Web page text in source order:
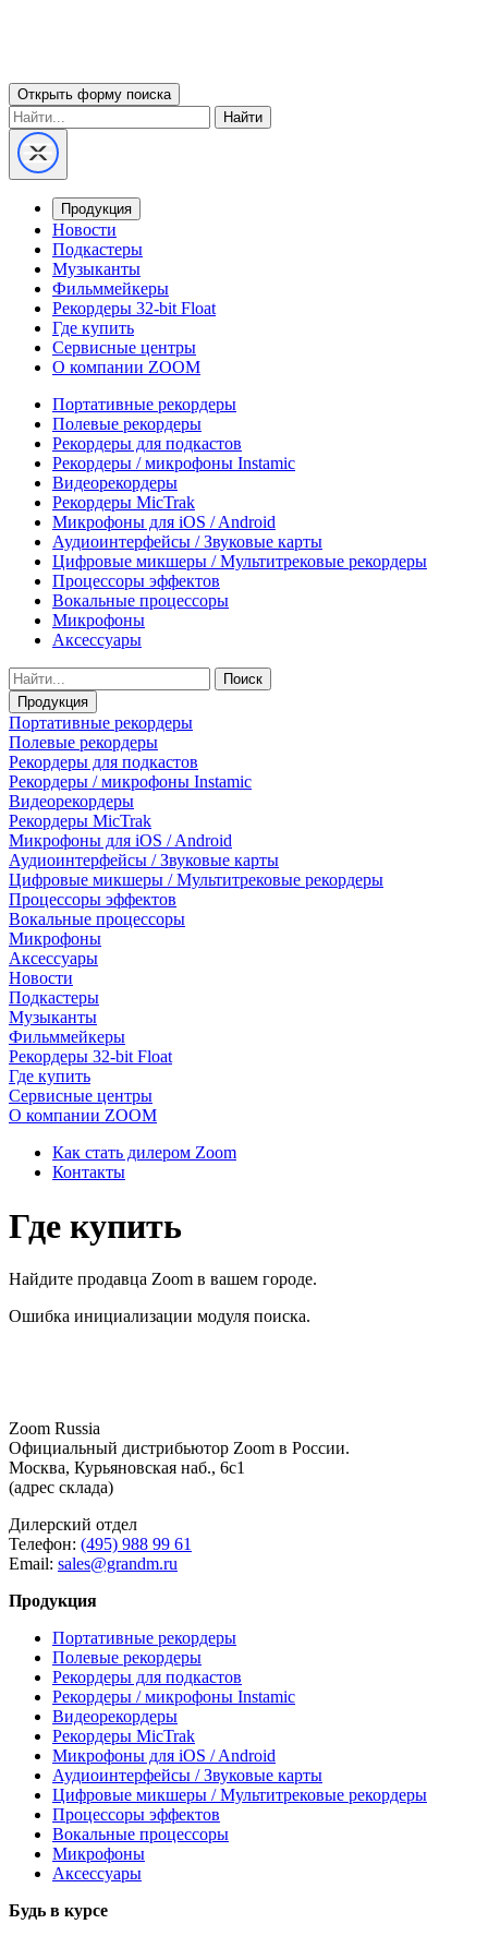
Открыть форму поиска
Найти
Продукция
Новости
Подкастеры
Музыканты
Фильммейкеры
Рекордеры 32-bit Float
Где купить
Сервисные центры
О компании ZOOM
Портативные рекордеры
Полевые рекордеры
Рекордеры для подкастов
Рекордеры / микрофоны Instamic
Видеорекордеры
Рекордеры MicTrak
Микрофоны для iOS / Android
Аудиоинтерфейсы / Звуковые карты
Цифровые микшеры / Мультитрековые рекордеры
Процессоры эффектов
Вокальные процессоры
Микрофоны
Аксессуары
Поиск
Продукция
Портативные рекордеры
Полевые рекордеры
Рекордеры для подкастов
Рекордеры / микрофоны Instamic
Видеорекордеры
Рекордеры MicTrak
Микрофоны для iOS / Android
Аудиоинтерфейсы / Звуковые карты
Цифровые микшеры / Мультитрековые рекордеры
Процессоры эффектов
Вокальные процессоры
Микрофоны
Аксессуары
Новости
Подкастеры
Музыканты
Фильммейкеры
Рекордеры 32-bit Float
Где купить
Сервисные центры
О компании ZOOM
Как стать дилером Zoom
Контакты
Где купить
Найдите продавца Zoom в вашем городе.
Ошибка инициализации модуля поиска.
Zoom Russia
Официальный дистрибьютор Zoom в России.
Москва, Курьяновская наб., 6с1
(адрес склада)
Дилерский отдел
Телефон: (495) 988 99 61
Email: sales@grandm.ru
Продукция
Портативные рекордеры
Полевые рекордеры
Рекордеры для подкастов
Рекордеры / микрофоны Instamic
Видеорекордеры
Рекордеры MicTrak
Микрофоны для iOS / Android
Аудиоинтерфейсы / Звуковые карты
Цифровые микшеры / Мультитрековые рекордеры
Процессоры эффектов
Вокальные процессоры
Микрофоны
Аксессуары
Будь в курсе